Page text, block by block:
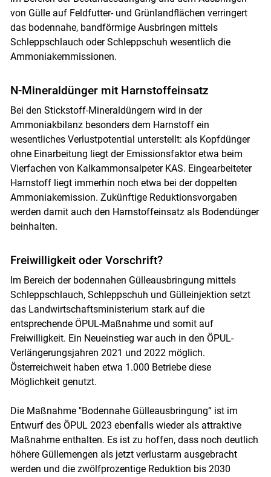
von Gülle auf Feldfutter- und Grünlandflächen verringert
das bodennahe, bandförmige Ausbringen mittels
Schleppschlauch oder Schleppschuh wesentlich die
Ammoniakemmissionen.
N-Mineraldünger mit Harnstoffeinsatz
Bei den Stickstoff-Mineraldüngern wird in der
Ammoniakbilanz besonders dem Harnstoff ein
wesentliches Verlustpotential unterstellt: als Kopfdünger
ohne Einarbeitung liegt der Emissionsfaktor etwa beim
Vierfachen von Kalkammonsalpeter KAS. Eingearbeiteter
Harnstoff liegt immerhin noch etwa bei der doppelten
Ammoniakemission. Zukünftige Reduktionsvorgaben
werden damit auch den Harnstoffeinsatz als Bodendünger
beinhalten.
Freiwilligkeit oder Vorschrift?
Im Bereich der bodennahen Gülleausbringung mittels
Schleppschlauch, Schleppschuh und Gülleinjektion setzt
das Landwirtschaftsministerium stark auf die
entsprechende ÖPUL-Maßnahme und somit auf
Freiwilligkeit. Ein Neueinstieg war auch in den ÖPUL-
Verlängerungsjahren 2021 und 2022 möglich.
Österreichweit haben etwa 1.000 Betriebe diese
Möglichkeit genutzt.
Die Maßnahme "Bodennahe Gülleausbringung“ ist im
Entwurf des ÖPUL 2023 ebenfalls wieder als attraktive
Maßnahme enthalten. Es ist zu hoffen, dass noch deutlich
höhere Güllemengen als jetzt verlustarm ausgebracht
werden und die zwölfprozentige Reduktion bis 2030